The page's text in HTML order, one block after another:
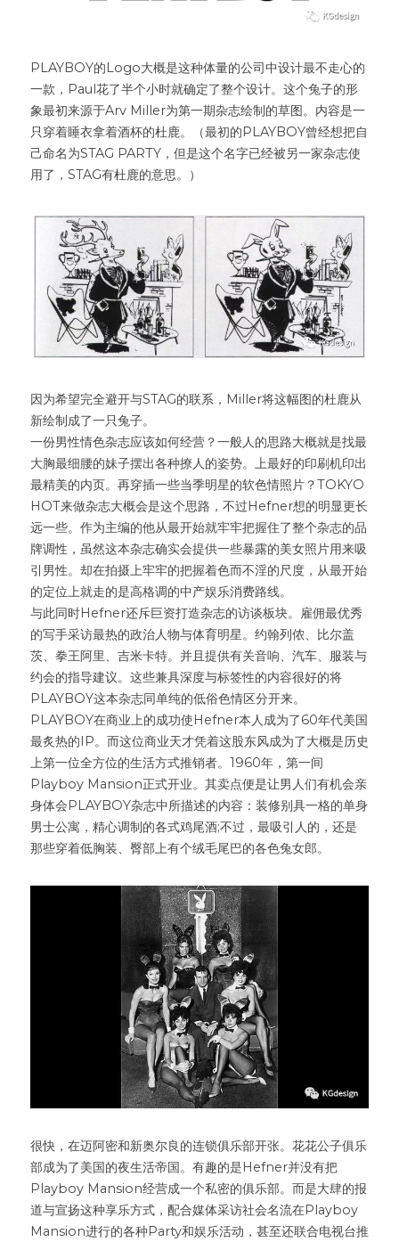
PLAYBOY的Logo大概是这种体量的公司中设计最不走心的
一款，Paul花了半个小时就确定了整个设计。这个兔子的形
象最初来源于Arv Miller为第一期杂志绘制的草图。内容是一
只穿着睡衣拿着酒杯的杜鹿。（最初的PLAYBOY曾经想把自
己命名为STAG PARTY，但是这个名字已经被另一家杂志使
用了，STAG有杜鹿的意思。）
因为希望完全避开与STAG的联系，Miller将这幅图的杜鹿从
新绘制成了一只兔子。
一份男性情色杂志应该如何经营？一般人的思路大概就是找最
大胸最细腰的妹子摆出各种撩人的姿势。上最好的印刷机印出
最精美的内页。再穿插一些当季明星的软色情照片？TOKYO
HOT来做杂志大概会是这个思路，不过Hefner想的明显更长
远一些。作为主编的他从最开始就牢牢把握住了整个杂志的品
牌调性，虽然这本杂志确实会提供一些暴露的美女照片用来吸
引男性。却在拍摄上牢牢的把握着色而不淫的尺度，从最开始
的定位上就走的是高格调的中产娱乐消费路线。
与此同时Hefner还斥巨资打造杂志的访谈板块。雇佣最优秀
的写手采访最热的政治人物与体育明星。约翰列侬、比尔盖
茨、拳王阿里、吉米卡特。并且提供有关音响、汽车、服装与
约会的指导建议。这些兼具深度与标签性的内容很好的将
PLAYBOY这本杂志同单纯的低俗色情区分开来。
PLAYBOY在商业上的成功使Hefner本人成为了60年代美国
最炙热的IP。而这位商业天才凭着这股东风成为了大概是历史
上第一位全方位的生活方式推销者。1960年，第一间
Playboy Mansion正式开业。其卖点便是让男人们有机会亲
身体会PLAYBOY杂志中所描述的内容：装修别具一格的单身
男士公寓，精心调制的各式鸡尾酒;不过，最吸引人的，还是
那些穿着低胸装、臀部上有个绒毛尾巴的各色兔女郎。
很快，在迈阿密和新奥尔良的连锁俱乐部开张。花花公子俱乐
部成为了美国的夜生活帝国。有趣的是Hefner并没有把
Playboy Mansion经营成一个私密的俱乐部。而是大肆的报
道与宣扬这种享乐方式，配合媒体采访社会名流在Playboy
Mansion进行的各种Party和娱乐活动，甚至还联合电视台推